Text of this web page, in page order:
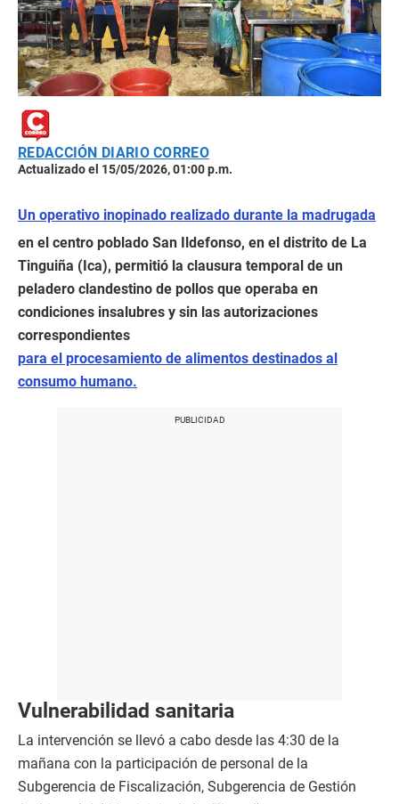
REDACCIÓN DIARIO CORREO
Actualizado el 15/05/2026, 01:00 p.m.
Un operativo inopinado realizado durante la madrugada
en el centro poblado San Ildefonso, en el distrito de La
Tinguiña (Ica), permitió la clausura temporal de un
peladero clandestino de pollos que operaba en
condiciones insalubres y sin las autorizaciones
correspondientes
para el procesamiento de alimentos destinados al
consumo humano.
Vulnerabilidad sanitaria
La intervención se llevó a cabo desde las 4:30 de la
mañana con la participación de personal de la
Subgerencia de Fiscalización, Subgerencia de Gestión